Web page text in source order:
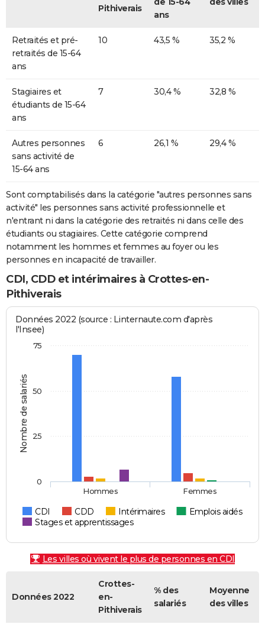
Pithiverais
ans
Retraités et pré-
retraités de 15-64
ans
10 43,5 % 35,2 %
Stagiaires et
étudiants de 15-64
ans
7 30,4 % 32,8 %
Autres personnes
sans activité de
15-64 ans
6 26,1 % 29,4 %
Sont comptabilisés dans la catégorie "autres personnes sans
activité" les personnes sans activité professionnelle et
n'entrant ni dans la catégorie des retraités ni dans celle des
étudiants ou stagiaires. Cette catégorie comprend
notamment les hommes et femmes au foyer ou les
personnes en incapacité de travailler.
CDI, CDD et intérimaires à Crottes-en-
Pithiverais
Nombre de salariés
Données 2022 (source : Linternaute.com d'après
l'Insee)
CDI CDD Intérimaires
Emplois aidés
Stages et apprentissages
Hommes Femmes
0
25
50
75
Les villes où vivent le plus de personnes en CDI
Données 2022
Crottes-
en-
Pithiverais
% des
salariés
Moyenne
des villes